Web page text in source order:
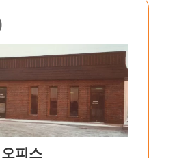
피스